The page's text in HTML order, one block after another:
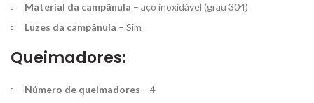
Material da campânula – aço inoxidável (grau 304)
Luzes da campânula – Sim
Queimadores:
Número de queimadores – 4